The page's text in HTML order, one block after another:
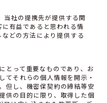
当社の提携先が提供する関
有益であると思われる情
どの方法により提供する
とって重要なものであり、お
てそれらの個人情報を開示・
但し、機密保契約の締結等安
供の目的に限り、取得した個